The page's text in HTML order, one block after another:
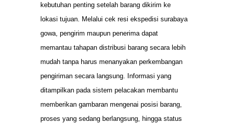
kebutuhan penting setelah barang dikirim ke
lokasi tujuan. Melalui cek resi ekspedisi surabaya
gowa, pengirim maupun penerima dapat
memantau tahapan distribusi barang secara lebih
mudah tanpa harus menanyakan perkembangan
pengiriman secara langsung. Informasi yang
ditampilkan pada sistem pelacakan membantu
memberikan gambaran mengenai posisi barang,
proses yang sedang berlangsung, hingga status